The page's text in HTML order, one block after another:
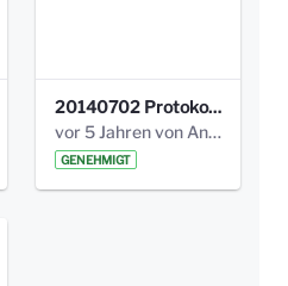
20140702 Protokoll Park am Gesundheitsam 01.pdf
vor 5 Jahren von Anni Schlumberger
GENEHMIGT